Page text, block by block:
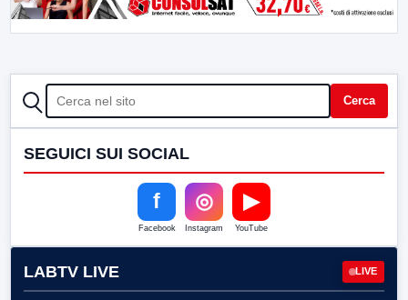
CERCA Cerca
SEGUICI SUI SOCIAL
f
Facebook
◎
Instagram
▶
YouTube
LABTV LIVE LIVE